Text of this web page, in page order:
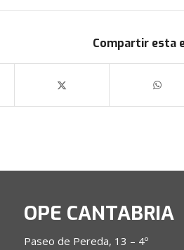
Compartir esta
OPE CANTABRIA
Paseo de Pereda, 13 – 4º